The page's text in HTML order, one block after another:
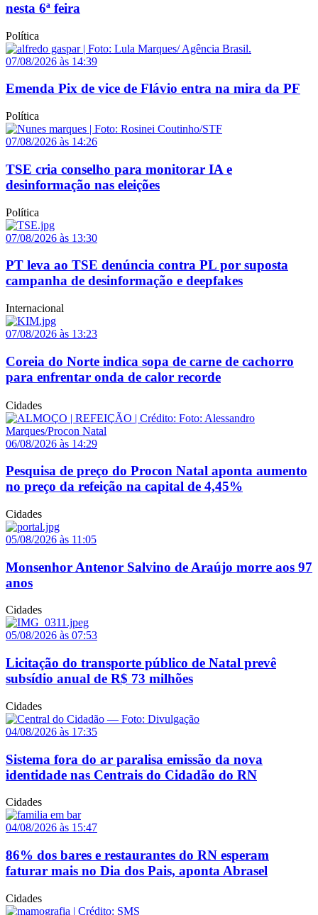
nesta 6ª feira
Política
07/08/2026 às 14:39
Emenda Pix de vice de Flávio entra na mira da PF
Política
07/08/2026 às 14:26
TSE cria conselho para monitorar IA e
desinformação nas eleições
Política
07/08/2026 às 13:30
PT leva ao TSE denúncia contra PL por suposta
campanha de desinformação e deepfakes
Internacional
07/08/2026 às 13:23
Coreia do Norte indica sopa de carne de cachorro
para enfrentar onda de calor recorde
Cidades
06/08/2026 às 14:29
Pesquisa de preço do Procon Natal aponta aumento
no preço da refeição na capital de 4,45%
Cidades
05/08/2026 às 11:05
Monsenhor Antenor Salvino de Araújo morre aos 97
anos
Cidades
05/08/2026 às 07:53
Licitação do transporte público de Natal prevê
subsídio anual de R$ 73 milhões
Cidades
04/08/2026 às 17:35
Sistema fora do ar paralisa emissão da nova
identidade nas Centrais do Cidadão do RN
Cidades
04/08/2026 às 15:47
86% dos bares e restaurantes do RN esperam
faturar mais no Dia dos Pais, aponta Abrasel
Cidades